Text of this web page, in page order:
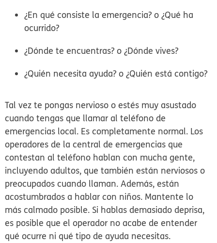
¿En qué consiste la emergencia? o ¿Qué ha
ocurrido?
¿Dónde te encuentras? o ¿Dónde vives?
¿Quién necesita ayuda? o ¿Quién está contigo?
Tal vez te pongas nervioso o estés muy asustado
cuando tengas que llamar al teléfono de
emergencias local. Es completamente normal. Los
operadores de la central de emergencias que
contestan al teléfono hablan con mucha gente,
incluyendo adultos, que también están nerviosos o
preocupados cuando llaman. Además, están
acostumbrados a hablar con niños. Mantente lo
más calmado posible. Si hablas demasiado deprisa,
es posible que el operador no acabe de entender
qué ocurre ni qué tipo de ayuda necesitas.